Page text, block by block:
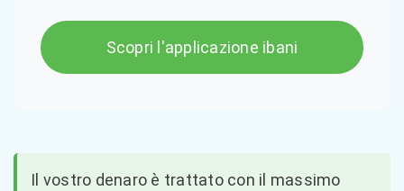
Scopri l'applicazione ibani
Il vostro denaro è trattato con il massimo